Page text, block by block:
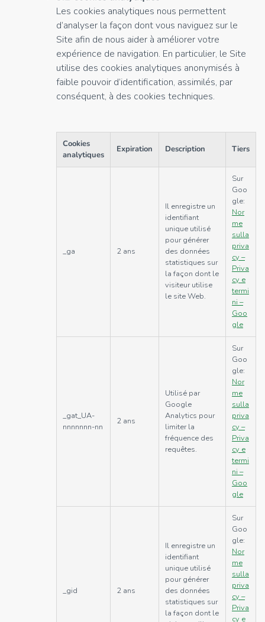
Les cookies analytiques nous permettent
d’analyser la façon dont vous naviguez sur le
Site afin de nous aider à améliorer votre
expérience de navigation. En particulier, le Site
utilise des cookies analytiques anonymisés à
faible pouvoir d’identification, assimilés, par
conséquent, à des cookies techniques.
Cookies
analytiques
Expiration Description Tiers
_ga 2 ans
Il enregistre un
identifiant
unique utilisé
pour générer
des données
statistiques sur
la façon dont le
visiteur utilise
le site Web.
Sur
Goo
gle:
Nor
me
sulla
priva
cy –
Priva
cy e
termi
ni –
Goo
gle
_gat_UA-
nnnnnnn-nn
2 ans
Utilisé par
Google
Analytics pour
limiter la
fréquence des
requêtes.
Sur
Goo
gle:
Nor
me
sulla
priva
cy –
Priva
cy e
termi
ni –
Goo
gle
_gid 2 ans
Il enregistre un
identifiant
unique utilisé
pour générer
des données
statistiques sur
la façon dont le
Sur
Goo
gle:
Nor
me
sulla
priva
cy –
Priva
cy e